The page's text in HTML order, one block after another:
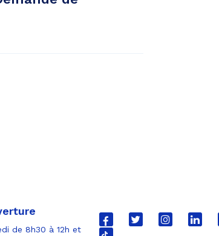
de 8h30 à 12h et
Lien
Lien
Lien
Lien